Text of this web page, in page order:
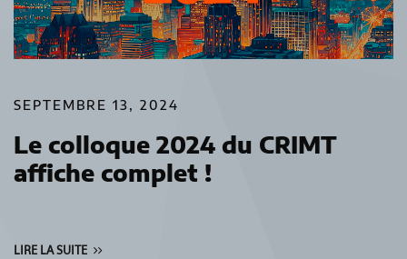
SEPTEMBRE 13, 2024
Le colloque 2024 du CRIMT
affiche complet !
LIRE LA SUITE